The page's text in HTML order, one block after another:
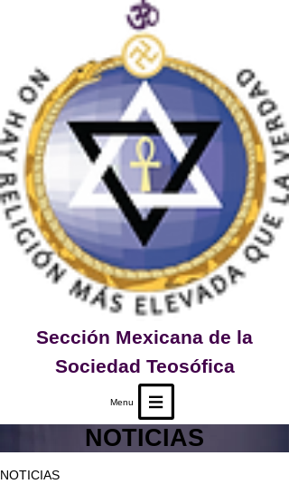
Sección Mexicana de la
Sociedad Teosófica
Menu
NOTICIAS
NOTICIAS